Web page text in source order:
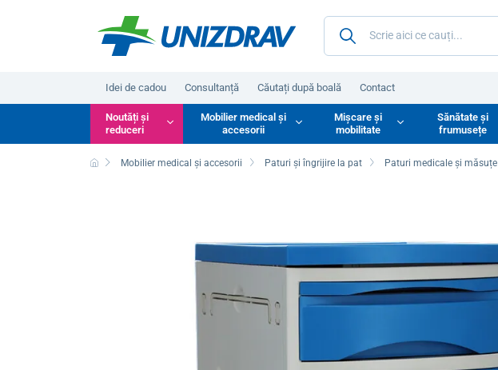
Idei de cadou Consultanță Căutați după boală Contact
Noutăți și
reduceri
Mobilier medical și
accesorii
Mișcare și
mobilitate
Sănătate și
frumusețe
Mobilier medical și accesorii Paturi și îngrijire la pat Paturi medicale și măsuțe